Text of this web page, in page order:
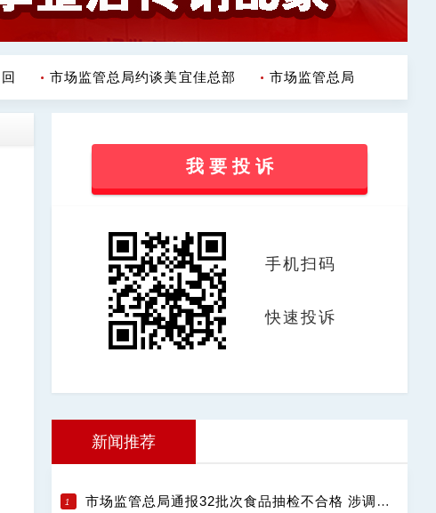
市场监管总局约谈美宜佳总部 市场监管总局（国家反垄断
我 要 投 诉
手机扫码
快速投诉
新闻推荐
市场监管总局通报32批次食品抽检不合格 涉调味品饮料肉制品等13类